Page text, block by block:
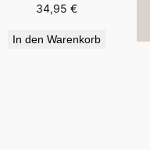
34,95€
In den Warenkorb